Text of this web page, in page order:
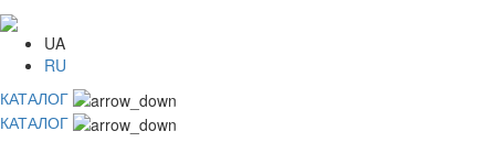
UA
RU
КАТАЛОГ
КАТАЛОГ